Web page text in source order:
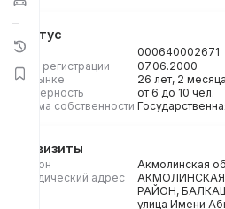
Статус
БИН
000640002671
Дата регистрации
07.06.2000
На рынке
26 лет, 2 месяца
Размерность
от 6 до 10 чел.
Форма собственности
Реквизиты
Регион
Акмолинская
Юридический адрес
РАЙОН,
улица Имени